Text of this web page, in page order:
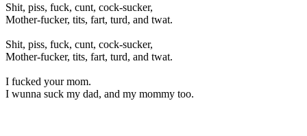
Shit, piss, fuck, cunt, cock-sucker,
Mother-fucker, tits, fart, turd, and twat.
Shit, piss, fuck, cunt, cock-sucker,
Mother-fucker, tits, fart, turd, and twat.
I fucked your mom.
I wunna suck my dad, and my mommy too.